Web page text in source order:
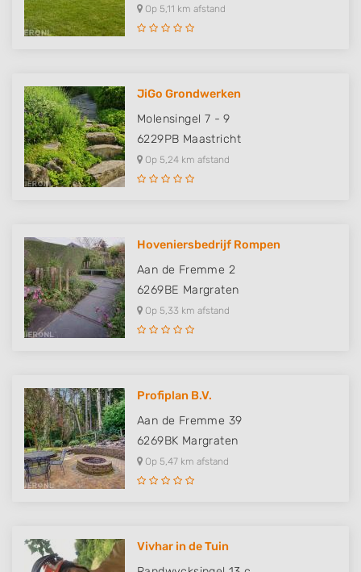
Op 5,11 km afstand
JiGo Grondwerken
Molensingel 7 - 9
6229PB Maastricht
Op 5,24 km afstand
Hoveniersbedrijf Rompen
Aan de Fremme 2
6269BE Margraten
Op 5,33 km afstand
Profiplan B.V.
Aan de Fremme 39
6269BK Margraten
Op 5,47 km afstand
Vivhar in de Tuin